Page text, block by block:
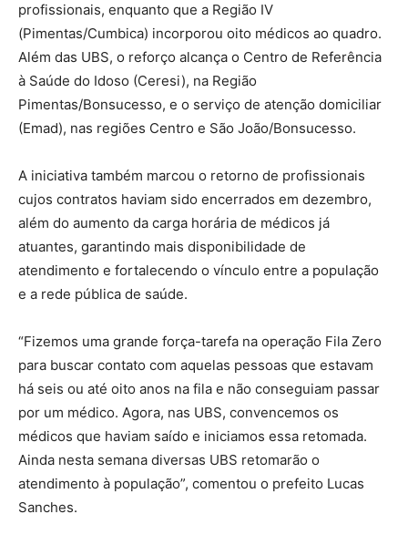
profissionais, enquanto que a Região IV
(Pimentas/Cumbica) incorporou oito médicos ao quadro.
Além das UBS, o reforço alcança o Centro de Referência
à Saúde do Idoso (Ceresi), na Região
Pimentas/Bonsucesso, e o serviço de atenção domiciliar
(Emad), nas regiões Centro e São João/Bonsucesso.
A iniciativa também marcou o retorno de profissionais
cujos contratos haviam sido encerrados em dezembro,
além do aumento da carga horária de médicos já
atuantes, garantindo mais disponibilidade de
atendimento e fortalecendo o vínculo entre a população
e a rede pública de saúde.
“Fizemos uma grande força-tarefa na operação Fila Zero
para buscar contato com aquelas pessoas que estavam
há seis ou até oito anos na fila e não conseguiam passar
por um médico. Agora, nas UBS, convencemos os
médicos que haviam saído e iniciamos essa retomada.
Ainda nesta semana diversas UBS retomarão o
atendimento à população”, comentou o prefeito Lucas
Sanches.